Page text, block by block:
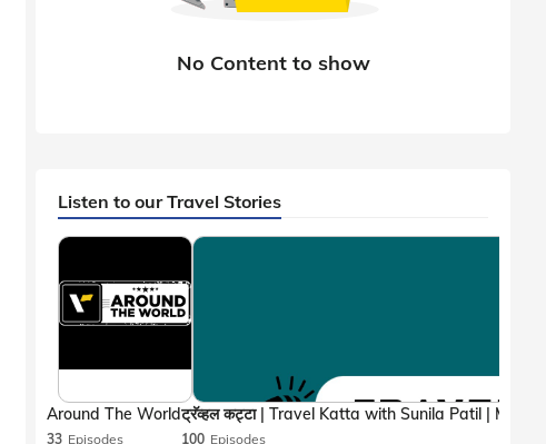
Listen to our Travel Stories
33 Episodes
Around The World
100 Episodes